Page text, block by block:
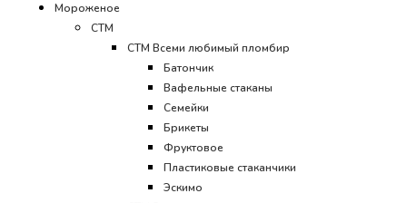
Мороженое
СТМ
CТМ Всеми любимый пломбир
Батончик
Вафельные стаканы
Семейки
Брикеты
Фруктовое
Пластиковые стаканчики
Эскимо